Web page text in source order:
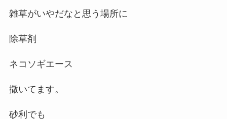
雑草がいやだなと思う場所に
除草剤
ネコソギエース
撒いてます。
砂利でも